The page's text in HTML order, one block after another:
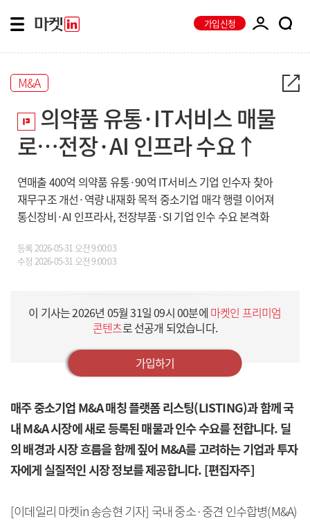
가입신청
M&A
의약품 유통·IT서비스 매물
로…전장·AI 인프라 수요↑
연매출 400억 의약품 유통·90억 IT서비스 기업 인수자 찾아
재무구조 개선·역량 내재화 목적 중소기업 매각 행렬 이어져
통신장비·AI 인프라사, 전장부품·SI 기업 인수 수요 본격화
등록2026-05-31 오전 9:00:03
수정 2026-05-31 오전 9:00:03
이 기사는2026년 05월 31일 09시 00분에 마켓인 프리미엄
콘텐츠로 선공개 되었습니다.
가입하기
매주 중소기업 M&A 매칭 플랫폼 리스팅(LISTING)과 함께 국
내 M&A 시장에 새로 등록된 매물과 인수 수요를 전합니다. 딜
의 배경과 시장 흐름을 함께 짚어 M&A를 고려하는 기업과 투자
자에게 실질적인 시장 정보를 제공합니다. [편집자주]
[이데일리 마켓in 송승현 기자] 국내 중소·중견 인수합병(M&A)